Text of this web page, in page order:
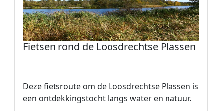
Fietsen rond de Loosdrechtse Plassen
Deze fietsroute om de Loosdrechtse Plassen is
een ontdekkingstocht langs water en natuur.